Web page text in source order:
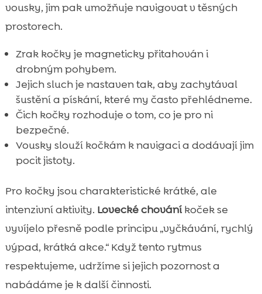
vousky, jim pak umožňuje navigovat v těsných
prostorech.
Zrak kočky je magneticky přitahován i
drobným pohybem.
Jejich sluch je nastaven tak, aby zachytával
šustění a pískání, které my často přehlédneme.
Čich kočky rozhoduje o tom, co je pro ni
bezpečné.
Vousky slouží kočkám k navigaci a dodávají jim
pocit jistoty.
Pro kočky jsou charakteristické krátké, ale
intenzivní aktivity. Lovecké chováníkoček se
vyvíjelo přesně podle principu „vyčkávání, rychlý
výpad, krátká akce.“ Když tento rytmus
respektujeme, udržíme si jejich pozornost a
nabádáme je k další činnosti.